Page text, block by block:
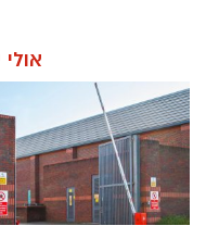
אולי